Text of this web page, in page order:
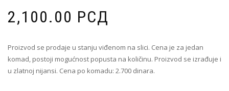
2,100.00 РСД
Proizvod se prodaje u stanju viđenom na slici. Cena je za jedan
komad, postoji mogućnost popusta na količinu. Proizvod se izrađuje i
u zlatnoj nijansi. Cena po komadu: 2.700 dinara.